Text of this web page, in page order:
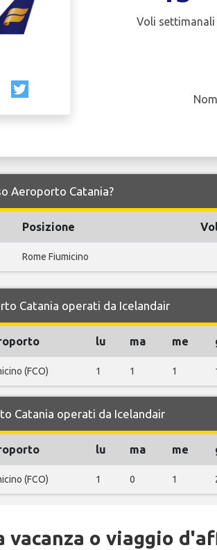
Voli settimanali
Aeroporto Catania?
Posizione
Rome Fiumicino
Catania operati da Icelandair
lu ma me
(FCO) 1 1 1
Catania operati da Icelandair
lu ma me
(FCO) 1 0 1
vacanza o viaggio